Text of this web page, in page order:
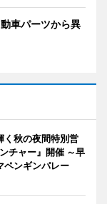
車パーツから異
く秋の夜間特別営
チャー』開催 ～早
ペンギンパレー